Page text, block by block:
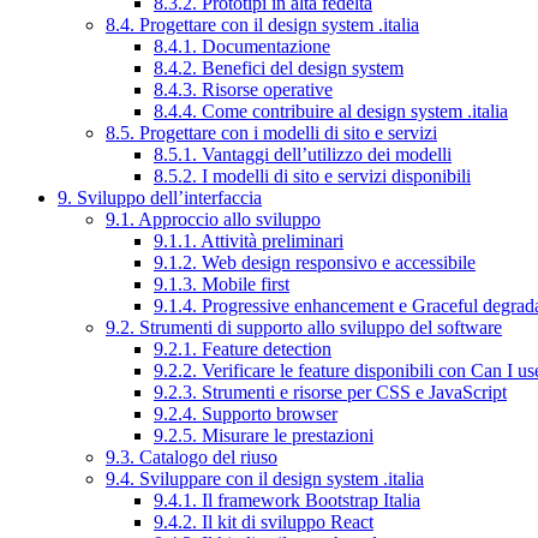
8.4. Progettare con il design system .italia
8.4.1. Documentazione
8.4.2. Benefici del design system
8.4.3. Risorse operative
8.4.4. Come contribuire al design system .italia
8.5. Progettare con i modelli di sito e servizi
8.5.1. Vantaggi dell’utilizzo dei modelli
8.5.2. I modelli di sito e servizi disponibili
9. Sviluppo dell’interfaccia
9.1. Approccio allo sviluppo
9.1.1. Attività preliminari
9.1.2. Web design responsivo e accessibile
9.1.3. Mobile first
9.1.4. Progressive enhancement e Graceful
9.2. Strumenti di supporto allo sviluppo del software
9.2.1. Feature detection
9.2.2. Verificare le feature disponibili con Can I
9.2.3. Strumenti e risorse per CSS e JavaScript
9.2.4. Supporto browser
9.2.5. Misurare le prestazioni
9.3. Catalogo del riuso
9.4. Sviluppare con il design system .italia
9.4.1. Il framework Bootstrap Italia
9.4.2. Il kit di sviluppo React